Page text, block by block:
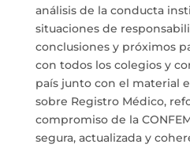
análisis de la conducta
situaciones de
conclusiones y próximos
con todos los colegios y
país junto con el material
sobre Registro Médico,
compromiso de la
segura, actualizada y